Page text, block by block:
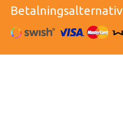
Betalningsalternativ